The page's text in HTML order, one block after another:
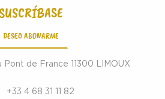
DESEO ABONARME
Pont de France 11300 LIMOUX
+33 4 68 31 11 82